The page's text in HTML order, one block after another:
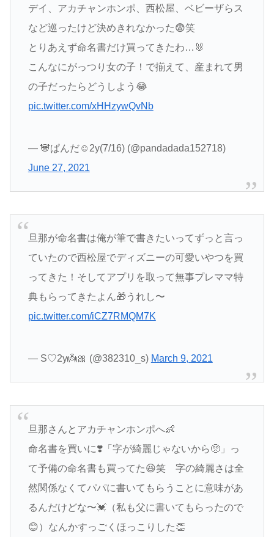
デイ、アカチャンホンポ、西松屋、ベビーザらス
など巡ったけど決めきれなかった😨笑
とりあえず命名書だけ買ってきたわ…🐰
こんなにがっつり女の子！で揃えて、産まれて男
の子だったらどうしよう😂
pic.twitter.com/xHHzywQvNb
— 🐼ぱんだ☺︎2y(7/16) (@pandadada152718)
June 27, 2021
旦那が命名書は俺が筆で書きたいってずっと言っ
ていたので西松屋でディズニーの可愛いやつを買
ってきた！そしてアプリを取って無事プレママ特
典もらってきたよん🎁うれし〜
pic.twitter.com/iCZ7RMQM7K
— S♡2y👼🎀 (@382310_s) March 9, 2021
旦那さんとアカチャンホンポへ👶
命名書を買いに❣️「字が綺麗じゃないから🥺」っ
て予備の命名書も買ってた😆笑 字の綺麗さは全
然関係なくてパパに書いてもらうことに意味があ
るんだけどな〜💓（私も父に書いてもらったので
😊）なんかすっごくほっこりした👏